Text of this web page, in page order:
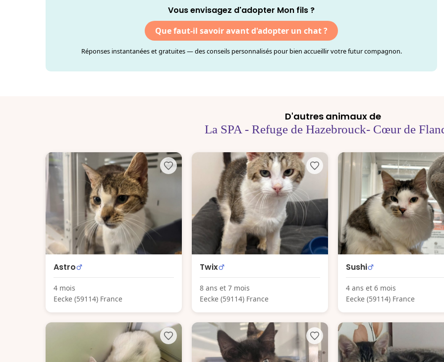
Vous envisagez d'adopter Mon fils ?
Que faut-il savoir avant d'adopter un chat ?
Réponses instantanées et gratuites — des conseils personnalisés pour bien accueillir votre futur compagnon.
D'autres animaux de
La SPA - Refuge de Hazebrouck- Cœur de
Astro
4 mois
Eecke (59114) France
Twix
8 ans et 7 mois
Eecke (59114) France
Sushi
4 ans et 6 mois
Eecke (59114) France